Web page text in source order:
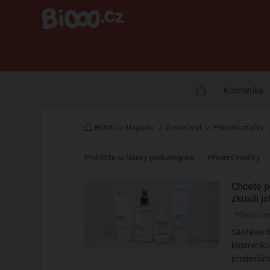
Kosmetika
BiOOO.cz Magazin / Životní styl / Přírodní značky
Prohlížíte si články podkategorie Přírodní značky
Chcete
zkusili
Přírodní
především